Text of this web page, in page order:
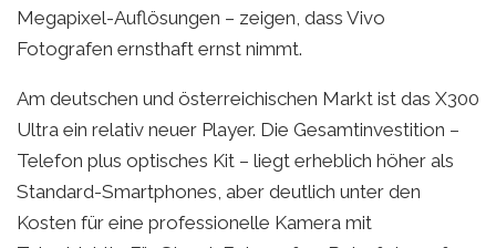
Megapixel-Auflösungen – zeigen, dass Vivo
Fotografen ernsthaft ernst nimmt.
Am deutschen und österreichischen Markt ist das X300
Ultra ein relativ neuer Player. Die Gesamtinvestition –
Telefon plus optisches Kit – liegt erheblich höher als
Standard-Smartphones, aber deutlich unter den
Kosten für eine professionelle Kamera mit